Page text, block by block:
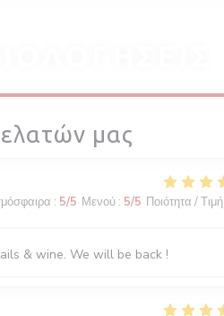
μας
: 5/5 Μενού : 5/5 Ποιότητα / Τιμή
& wine. We will be back !